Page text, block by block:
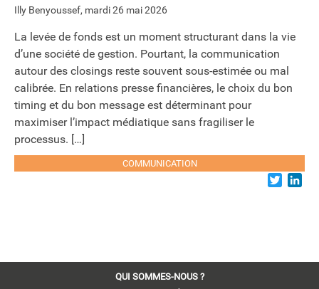
Illy Benyoussef, mardi 26 mai 2026
La levée de fonds est un moment structurant dans la vie
d’une société de gestion. Pourtant, la communication
autour des closings reste souvent sous-estimée ou mal
calibrée. En relations presse financières, le choix du bon
timing et du bon message est déterminant pour
maximiser l’impact médiatique sans fragiliser le
processus. […]
COMMUNICATION
Twitter
QUI SOMMES-NOUS ?